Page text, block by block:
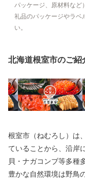
パッケージ、原材料など
礼品のパッケージやラベ
い。
北海道根室市のご紹
根室市（ねむろし）は
ていることから、沿岸
貝・ナガコンブ等多種
豊かな自然環境は野鳥